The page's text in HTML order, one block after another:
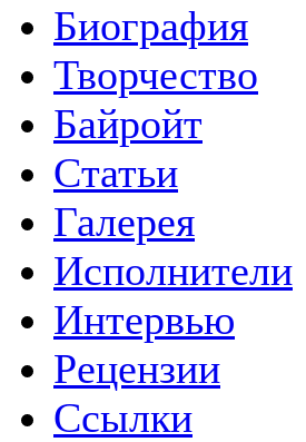
Биография
Творчество
Байройт
Статьи
Галерея
Исполнители
Интервью
Рецензии
Ссылки